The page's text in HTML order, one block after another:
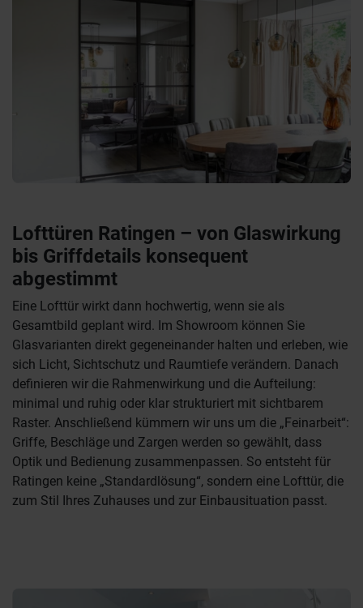
Lofttüren Ratingen – von Glaswirkung
bis Griffdetails konsequent
abgestimmt
Eine Lofttür wirkt dann hochwertig, wenn sie als
Gesamtbild geplant wird. Im Showroom können Sie
Glasvarianten direkt gegeneinander halten und erleben, wie
sich Licht, Sichtschutz und Raumtiefe verändern. Danach
definieren wir die Rahmenwirkung und die Aufteilung:
minimal und ruhig oder klar strukturiert mit sichtbarem
Raster. Anschließend kümmern wir uns um die „Feinarbeit“:
Griffe, Beschläge und Zargen werden so gewählt, dass
Optik und Bedienung zusammenpassen. So entsteht für
Ratingen keine „Standardlösung“, sondern eine Lofttür, die
zum Stil Ihres Zuhauses und zur Einbausituation passt.